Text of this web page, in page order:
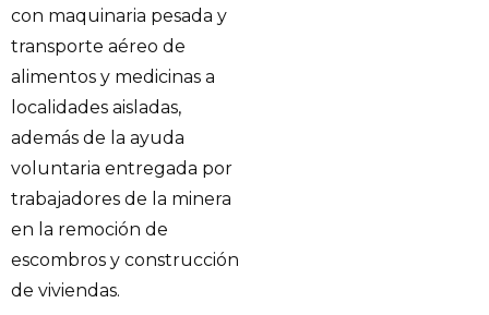
con maquinaria pesada y
transporte aéreo de
alimentos y medicinas a
localidades aisladas,
además de la ayuda
voluntaria entregada por
trabajadores de la minera
en la remoción de
escombros y construcción
de viviendas.